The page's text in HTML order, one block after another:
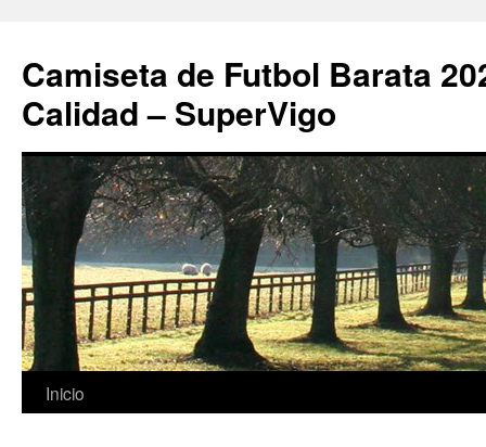
Camiseta de Futbol Barata
Calidad – SuperVigo
Saltar
Inicio